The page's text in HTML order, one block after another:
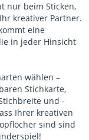
nur beim Sticken,
kreativer Partner.
eine
in jeder Hinsicht
wählen –
Stichkarte,
und -
Ihrer kreativen
sind sind